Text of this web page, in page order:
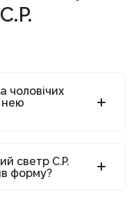
чоловічих
нею
светр C.P.
форму?